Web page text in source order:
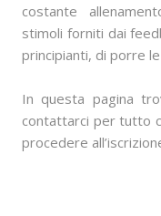
costante
stimoli forniti dai
principianti, di porre
In questa pagina
contattarci per tutto
procedere